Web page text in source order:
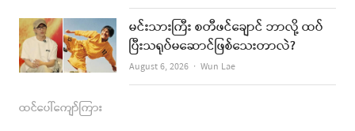
မင်းသားကြီး စတီဖင်ချောင် ဘာလို့ ထပ်
ပြီးသရုပ်မဆောင်ဖြစ်သေးတာလဲ?
August 6, 2026 Author
Wun Lae
ထင်ပေါ်ကျော်ကြား